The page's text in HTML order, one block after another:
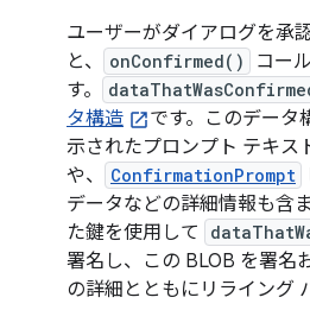
ユーザーがダイアログを承
と、
onConfirmed()
コー
す。
タ構造
です。このデータ
示されたプロンプト テキス
や、
ConfirmationPrompt
データなどの詳細情報も含
た鍵を使用して
署名し、この BLOB を署名
の詳細とともにリライング